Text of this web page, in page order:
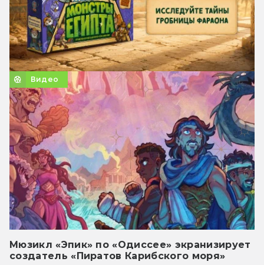
Видео
Мюзикл «Эпик» по «Одиссее» экранизирует
создатель «Пиратов Карибского моря»